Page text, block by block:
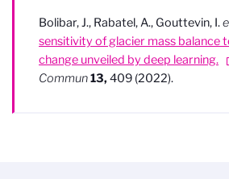
Bolibar, J., Rabatel, A., Gouttevin, I.
sensitivity of glacier mass balance
change unveiled by deep learning.
Commun13, 409 (2022).